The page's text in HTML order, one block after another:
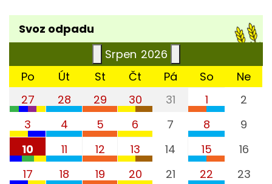
Svoz odpadu
Srpen 2026
Po
Út St Čt Pá So
Ne
27
komunál 1 x měsíčně
Hřebeč
komunál 1 x za 14 dní
Hřebeč
28
papír
Hřebeč
29
velkoobjemový odpad a
dvůr Domu služeb, Kladenská 1
30
bio
Hřebeč
plasty
Hřebeč
31
1
papír
Hřebeč
dvůr Domu
2
3
komunál 1x týdně
Hřebeč
4
papír
Hřebeč
5
velkoobjemový odpad a
dvůr Domu služeb, Kladenská 1
6
plasty
Hřebeč
7
8
papír
Hřebeč
9
10
komunál 1 x za 14 dní
11
papír
12
velkoobjemový odpad a
13
bio
14
15
papír
16
17
18
19
20
21
22
23